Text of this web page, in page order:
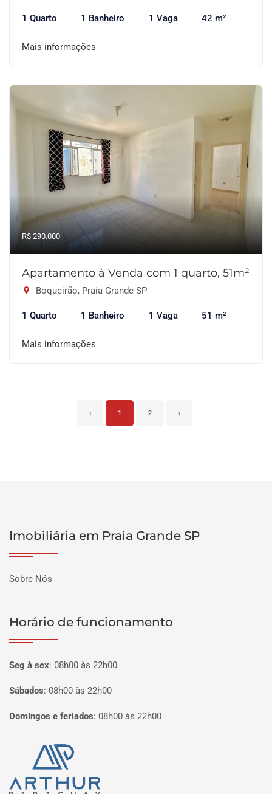
1 Quarto 1 Banheiro 1 Vaga 42 m²
Mais informações
R$ 290.000
Apartamento à Venda com 1 quarto, 51m²
Boqueirão, Praia Grande-SP
1 Quarto 1 Banheiro 1 Vaga 51 m²
Mais informações
‹ 1 2 ›
Imobiliária em Praia Grande SP
Sobre Nós
Horário de funcionamento
Seg à sex: 08h00 às 22h00
Sábados: 08h00 às 22h00
Domingos e feriados: 08h00 às 22h00
Página inicial